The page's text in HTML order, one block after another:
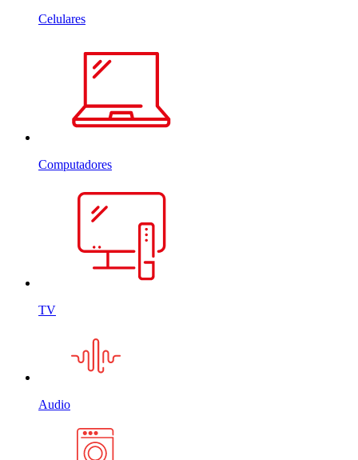
Celulares
Computadores
TV
Audio